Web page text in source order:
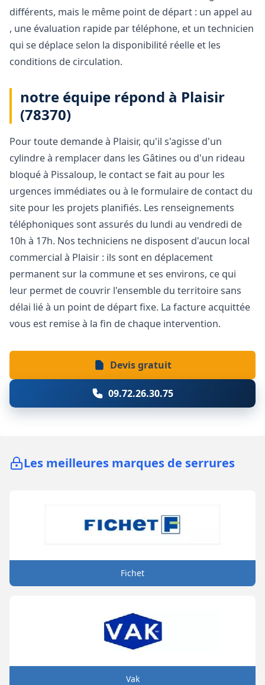
différents, mais le même point de départ : un appel au
, une évaluation rapide par téléphone, et un technicien
qui se déplace selon la disponibilité réelle et les
conditions de circulation.
notre équipe répond à Plaisir
(78370)
Pour toute demande à Plaisir, qu'il s'agisse d'un
cylindre à remplacer dans les Gâtines ou d'un rideau
bloqué à Pissaloup, le contact se fait au pour les
urgences immédiates ou à le formulaire de contact du
site pour les projets planifiés. Les renseignements
téléphoniques sont assurés du lundi au vendredi de
10h à 17h. Nos techniciens ne disposent d'aucun local
commercial à Plaisir : ils sont en déplacement
permanent sur la commune et ses environs, ce qui
leur permet de couvrir l'ensemble du territoire sans
délai lié à un point de départ fixe. La facture acquittée
vous est remise à la fin de chaque intervention.
Devis gratuit
09.72.26.30.75
Les meilleures marques de serrures
Fichet
Vak